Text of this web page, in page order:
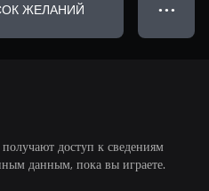
ЖЕЛАНИЙ ● ● ●
доступ к сведениям
данным, пока вы играете.